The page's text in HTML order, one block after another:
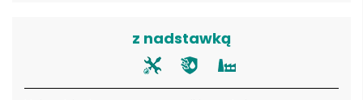
z nadstawką